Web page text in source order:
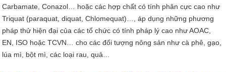
Carbamate, Conazol… hoặc các hợp chất có tính phân cực cao như
Triquat (paraquat, diquat, Chlomequat)…, áp dụng những phương
pháp thử hiện đại của các tổ chức có tính pháp lý cao như AOAC,
EN, ISO hoặc TCVN… cho các đối tượng nông sản như cà phê, gạo,
lúa mì, bột mì, các loại rau, quả…